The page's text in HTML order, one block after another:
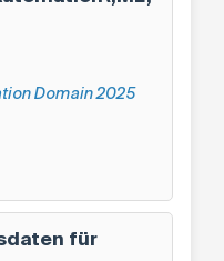
Domain 2025
für